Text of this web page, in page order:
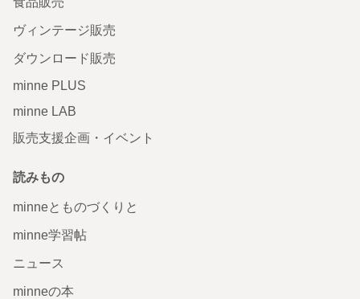
ヴィンテージ販売
ダウンロード販売
minne PLUS
minne LAB
販売支援企画・イベント
読みもの
minneとものづくりと
minne学習帖
ニュース
minneの本